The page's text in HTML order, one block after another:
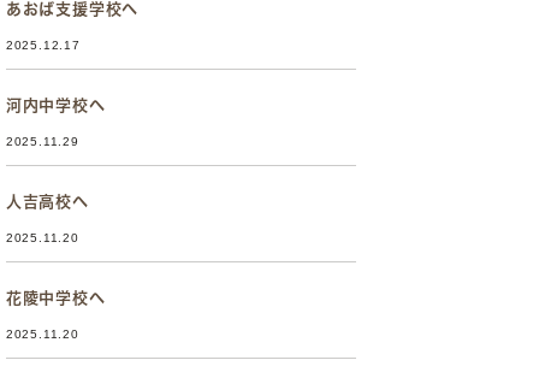
あおば支援学校へ
2025.12.17
河内中学校へ
2025.11.29
人吉高校へ
2025.11.20
花陵中学校へ
2025.11.20